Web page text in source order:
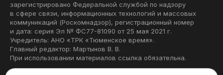
зарегистрировано Федеральной службой по надзору
в сфере связи, информационных технологий и массовых
коммуникаций (Роскомнадзор), регистрационный номер
и дата: серия Эл № ФС77-81090 от 25 мая 2021 г.
Учредитель: АНО «ТРК «Тюменское время».
Главный редактор: Мартынов В. В.
При использовании материалов ссылка обязательна.